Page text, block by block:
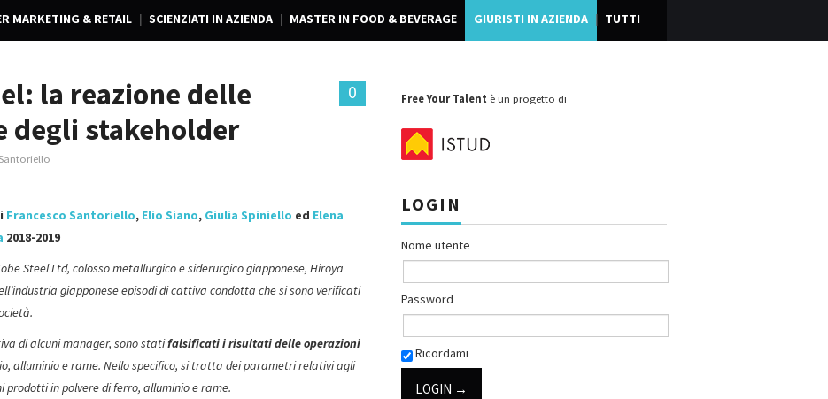
MARKETING & RETAIL SCIENZIATI IN AZIENDA MASTER IN FOOD & BEVERAGE GIURISTI IN AZIENDA TUTTI
0
la reazione delle
degli stakeholder
Francesco Santoriello, Elio Siano, Giulia Spiniello ed Elena
2018-2019
Steel Ltd, colosso metallurgico e siderurgico giapponese, Hiroya
giapponese episodi di cattiva condotta che si sono verificati
di alcuni manager, sono statifalsificati i risultati delle operazioni
alluminio e rame. Nello specifico, si tratta dei parametri relativi agli
in polvere di ferro, alluminio e rame.
Free Your Talent è un progetto di
LOGIN
Nome utente
Password
Ricordami